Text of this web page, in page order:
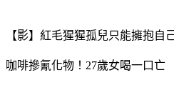
【影】紅毛猩猩孤兒只能擁抱自
咖啡摻氰化物！27歲女喝一口亡